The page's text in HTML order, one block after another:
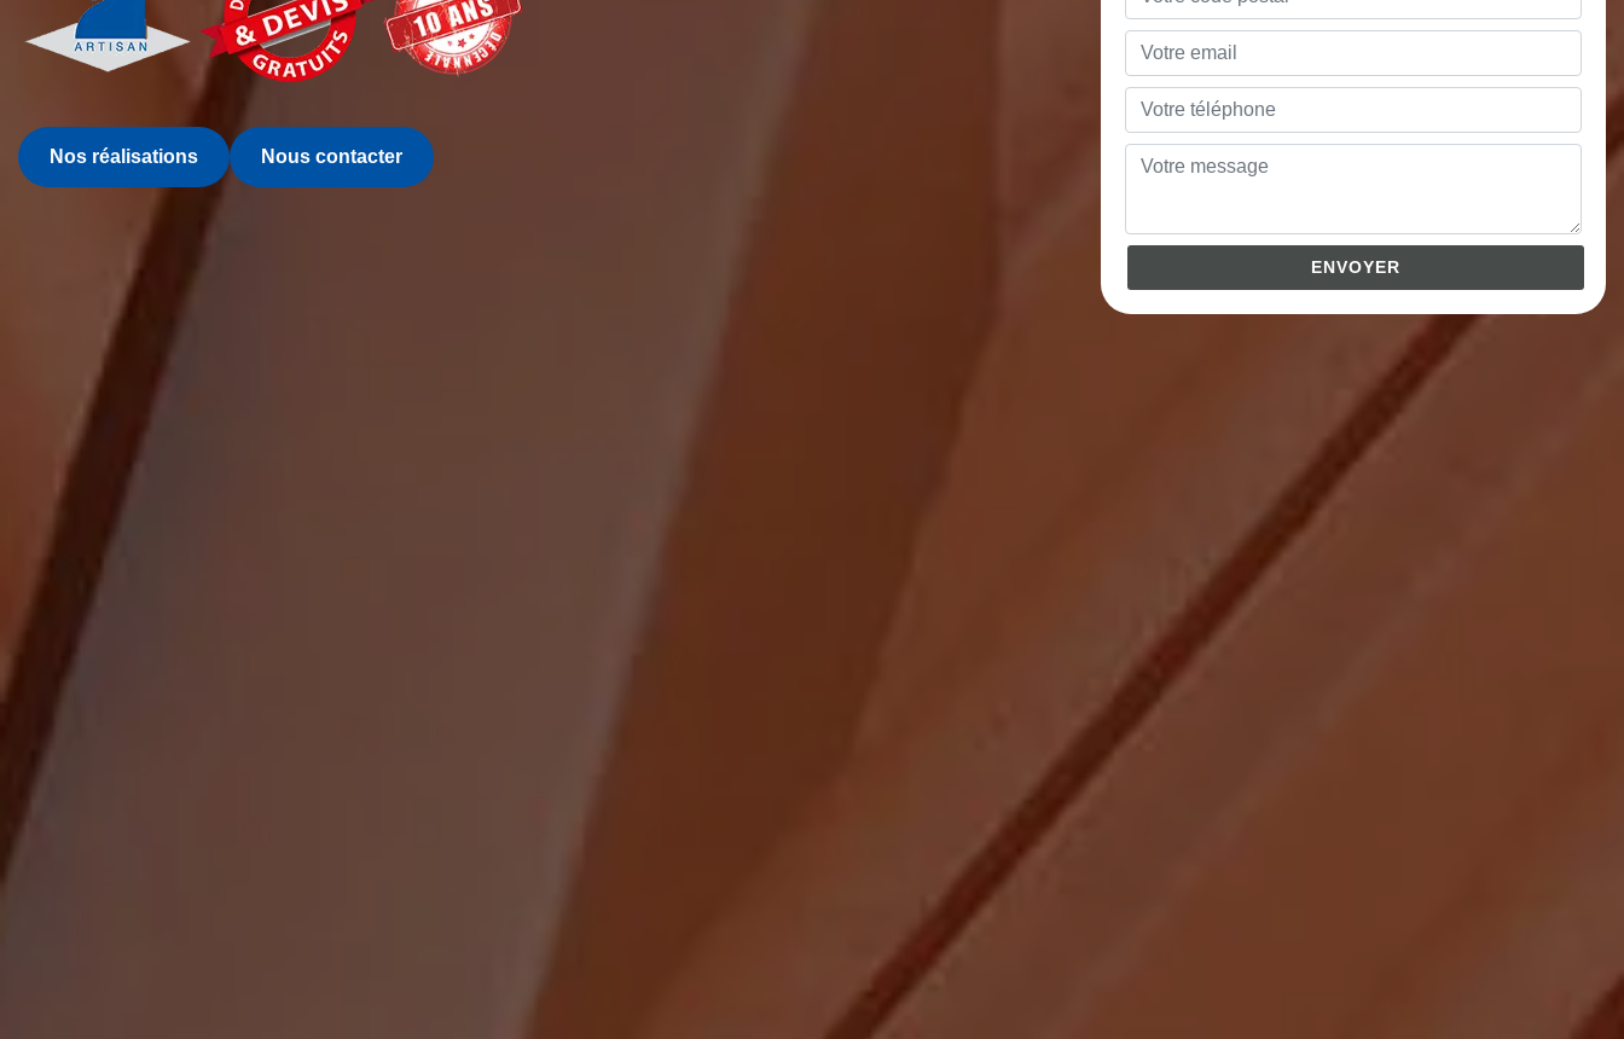
Nos réalisations Nous contacter